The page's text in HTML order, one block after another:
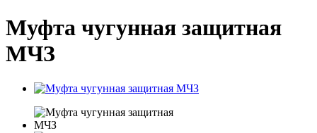
Муфта чугунная защитная
МЧЗ